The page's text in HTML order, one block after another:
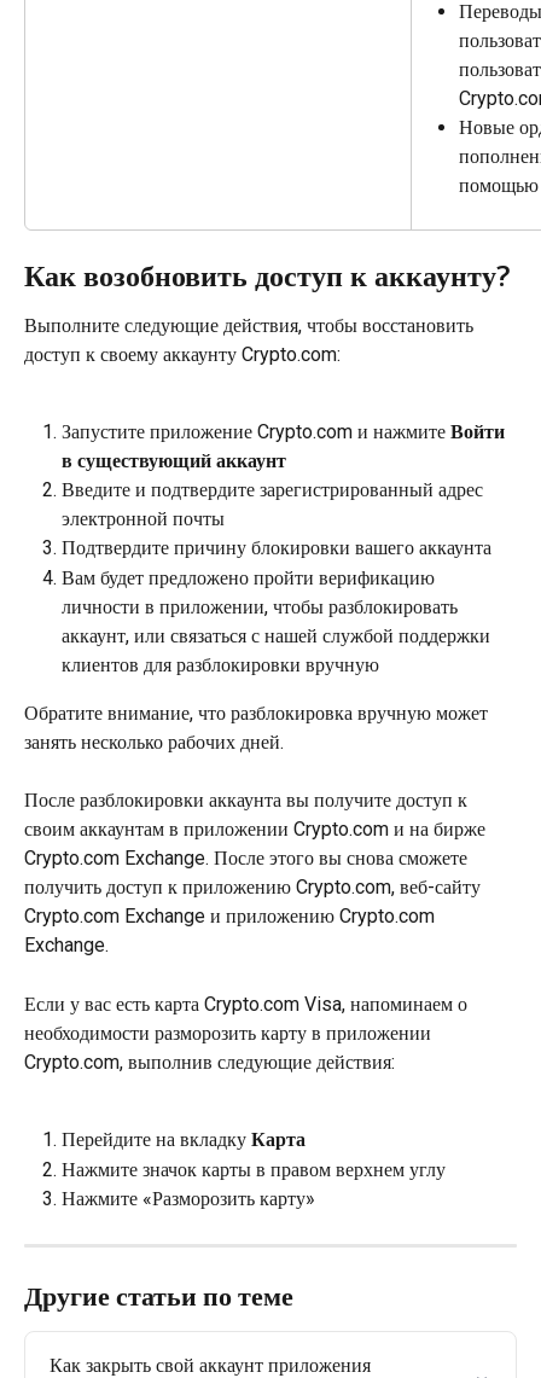
Новые
помощью
Как возобновить доступ к аккаунту?
Выполните следующие действия, чтобы восстановить
доступ к своему аккаунту Crypto.com:
Запустите приложение Crypto.com и нажмите Войти
в существующий аккаунт
Введите и подтвердите зарегистрированный адрес
электронной почты
Подтвердите причину блокировки вашего аккаунта
Вам будет предложено пройти верификацию
личности в приложении, чтобы разблокировать
аккаунт, или связаться с нашей службой поддержки
клиентов для разблокировки вручную
Обратите внимание, что разблокировка вручную может
занять несколько рабочих дней.
После разблокировки аккаунта вы получите доступ к
своим аккаунтам в приложении Crypto.com и на бирже
Crypto.com Exchange. После этого вы снова сможете
получить доступ к приложению Crypto.com, веб-сайту
Crypto.com Exchange и приложению Crypto.com
Exchange.
Если у вас есть карта Crypto.com Visa, напоминаем о
необходимости разморозить карту в приложении
Crypto.com, выполнив следующие действия:
Перейдите на вкладку Карта
Нажмите значок карты в правом верхнем углу
Нажмите «Разморозить карту»
Другие статьи по теме
Как закрыть свой аккаунт приложения